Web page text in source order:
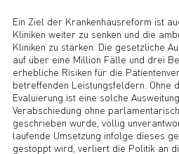
Ein Ziel der Krankenhausreform ist
Kliniken weiter zu senken und die
Kliniken zu stärken. Die gesetzliche
auf über eine Million Fälle und drei
erhebliche Risiken für die
betreffenden Leistungsfeldern. Ohne
Evaluierung ist eine solche
Verabschiedung ohne
geschrieben wurde, völlig
laufende Umsetzung infolge dieses
gestoppt wird, verliert die Politik an